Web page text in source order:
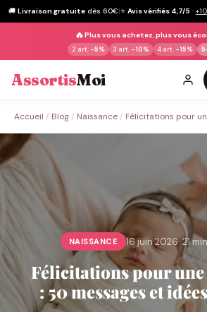
🚚 Livraison gratuite dès 60€|⭐ Avis vérifiés 4,7/5 ·
🔥Plus vous achetez, plus vous
2 art. -5% 3 art. -10% 4 art. -15%
AssortisMoi
contenu
Accueil / Blog / Naissance / Félicitations pour
NAISSANCE 16 juin 2026· 21
Félicitations pour une
: 50 messages et